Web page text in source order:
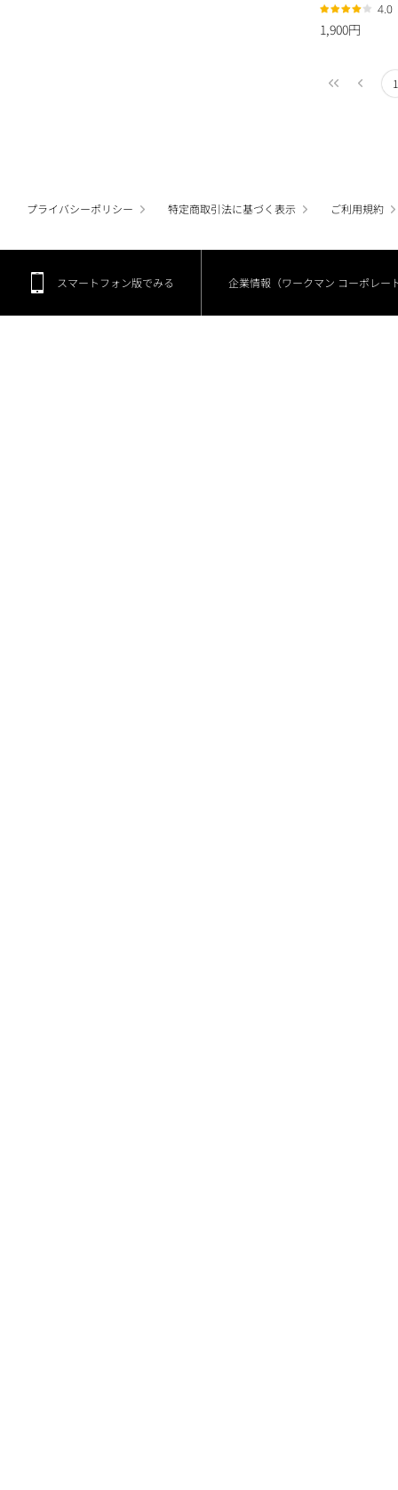
4.0
1,900円
1
プライバシーポリシー 特定商取引法に基づく表示 ご利用規約
スマートフォン版でみる 企業情報（ワークマン コーポレー